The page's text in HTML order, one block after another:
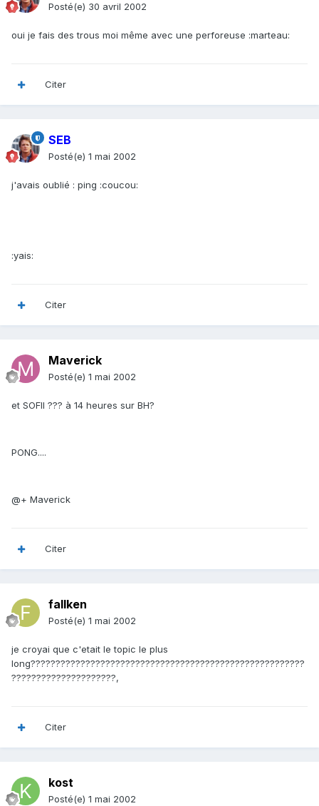
Posté(e) 30 avril 2002
oui je fais des trous moi même avec une perforeuse :marteau:
Citer
SEB
Posté(e) 1 mai 2002
j'avais oublié : ping :coucou:
:yais:
Citer
Maverick
Posté(e) 1 mai 2002
et SOFII ??? à 14 heures sur BH?
PONG....
@+ Maverick
Citer
fallken
Posté(e) 1 mai 2002
je croyai que c'etait le topic le plus
long???????????????????????????????????????????????????????
?????????????????????,
Citer
kost
Posté(e) 1 mai 2002